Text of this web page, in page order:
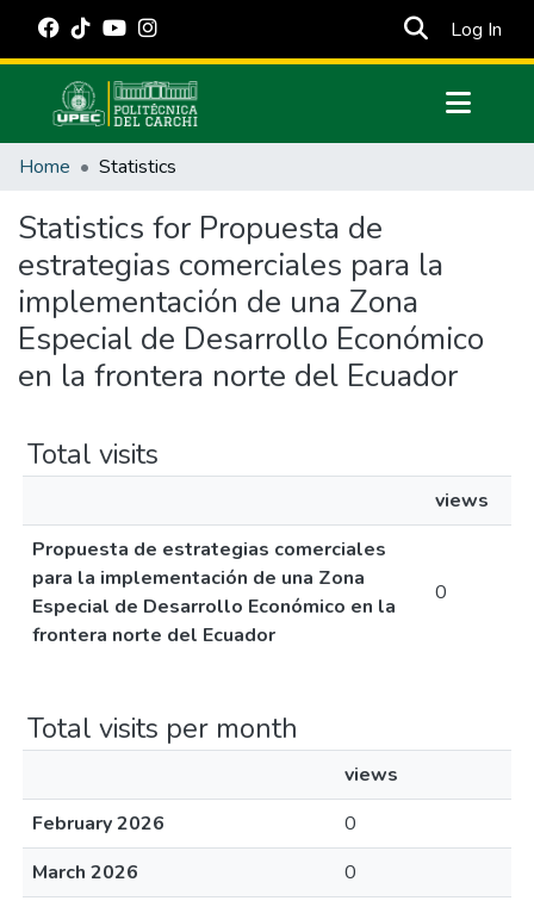
Log In
Communities & Collections
Estadísticas Externas
Manuales
Home Statistics
Statistics for Propuesta de
estrategias comerciales para la
implementación de una Zona
Especial de Desarrollo Económico
en la frontera norte del Ecuador
Total visits
views
Propuesta de estrategias comerciales
para la implementación de una Zona
Especial de Desarrollo Económico en la
frontera norte del Ecuador
0
Total visits per month
views
February 2026
0
March 2026
0